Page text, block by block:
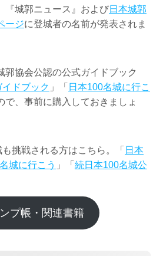
『城郭ニュース』および日本城郭
ージに登城者の名前が発表されま
郭協会公認の公式ガイドブック
ドブック 」「 日本100名城に行こ
で、事前に購入しておきましょ
挑戦される方はこちら。「 日本
城に行こう 」「 続日本100名城公
プ帳・関連書籍